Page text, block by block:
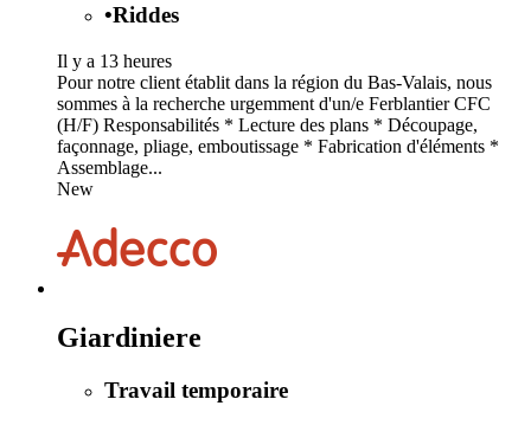
•Riddes
Il y a 13 heures
Pour notre client établit dans la région du Bas-Valais, nous
sommes à la recherche urgemment d'un/e Ferblantier CFC
(H/F) Responsabilités * Lecture des plans * Découpage,
façonnage, pliage, emboutissage * Fabrication d'éléments *
Assemblage...
New
Giardiniere
Travail temporaire